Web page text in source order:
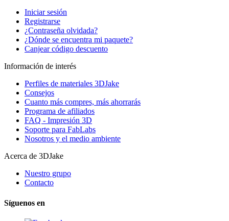
Iniciar sesión
Registrarse
¿Contraseña olvidada?
¿Dónde se encuentra mi paquete?
Canjear código descuento
Información de interés
Perfiles de materiales 3DJake
Consejos
Cuanto más compres, más ahorrarás
Programa de afiliados
FAQ - Impresión 3D
Soporte para FabLabs
Nosotros y el medio ambiente
Acerca de 3DJake
Nuestro grupo
Contacto
Síguenos en